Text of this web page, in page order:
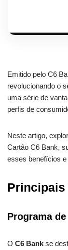
Emitido pelo C6
revolucionando o
uma série de
perfis de
Neste artigo,
Cartão C6 Bank,
esses benefícios
Principais
Programa
O C6 Bank se